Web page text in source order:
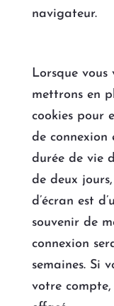
navigateur.
Lorsque vous
mettrons en
cookies pour
de connexion
durée de vie
de deux
d’écran est
souvenir de
connexion
semaines. Si
votre compte,